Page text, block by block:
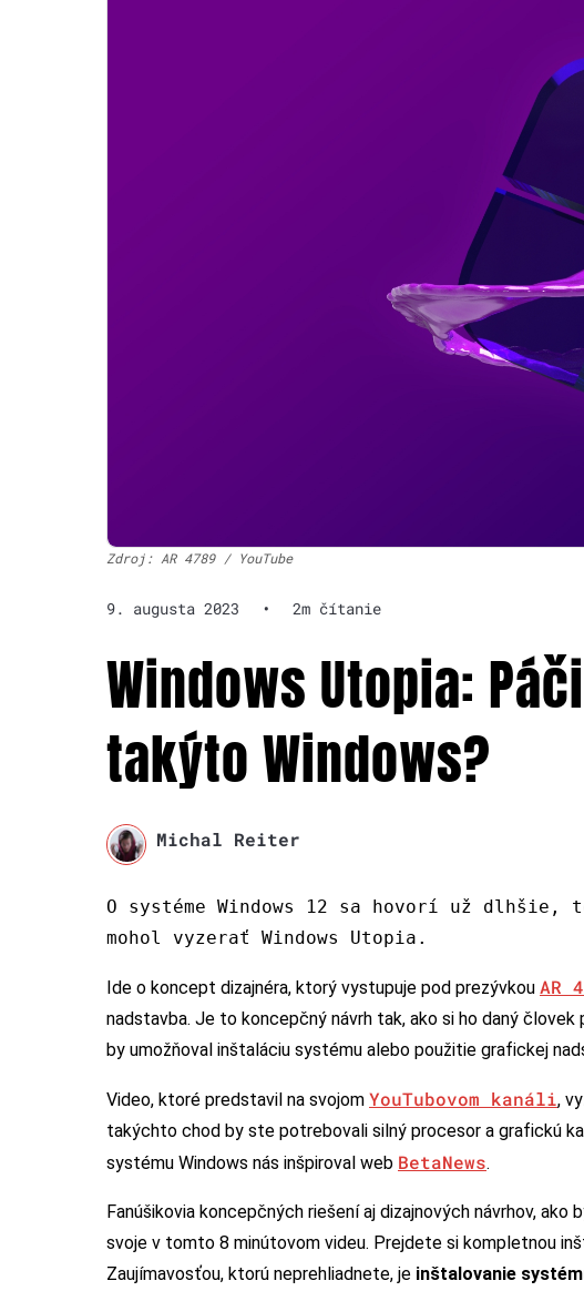
Zdroj: AR 4789 / YouTube
9. augusta 2023 • 2m čítanie
Windows Utopia:
takýto Windows?
Michal Reiter
O systéme Windows 12 sa hovorí už
mohol vyzerať Windows Utopia.
Ide o koncept dizajnéra, ktorý vystupuje pod prezývkou AR
nadstavba. Je to koncepčný návrh tak, ako si ho daný človek
by umožňoval inštaláciu systému alebo použitie grafickej
Video, ktoré predstavil na svojom YouTubovom kanáli,
takýchto chod by ste potrebovali silný procesor a grafickú
systému Windows nás inšpiroval web BetaNews.
Fanúšikovia koncepčných riešení aj dizajnových návrhov,
svoje v tomto 8 minútovom videu. Prejdete si kompletnou
Zaujímavosťou, ktorú neprehliadnete, je inštalovanie